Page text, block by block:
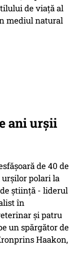
de viaţă al
mediul natural
ani urșii
de 40 de
polari la
ştiinţă - liderul
în
şi patru
un spărgător de
Haakon,